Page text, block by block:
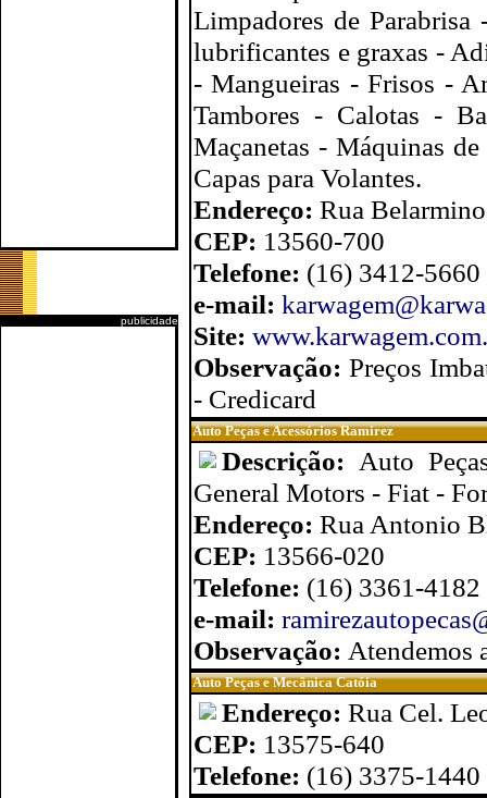
publicidade
Limpadores de
lubrificantes e graxas -
- Mangueiras - Frisos -
Tambores - Calotas -
Maçanetas - Máquinas
Capas para Volantes.
Endereço: Rua
CEP: 13560-700
Telefone: (16) 3412-
e-mail:
Site:
Observação:Preços
- Credicard
Auto Peças e Acessórios Ramirez
Descrição: Auto
General Motors - Fiat -
Endereço: Rua Antonio
CEP: 13566-020
Telefone: (16) 3361-4182
e-mail:
Observação: Atendemos
Auto Peças e Mecânica Catóia
Endereço: Rua Cel.
CEP: 13575-640
Telefone: (16) 3375-